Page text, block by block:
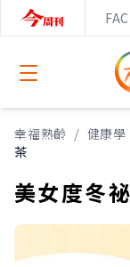
Open menu
幸福熟齡 / 健康學
茶
美女度冬